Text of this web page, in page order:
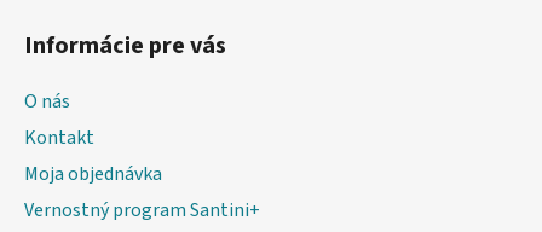
Informácie pre vás
O nás
Kontakt
Moja objednávka
Vernostný program Santini+